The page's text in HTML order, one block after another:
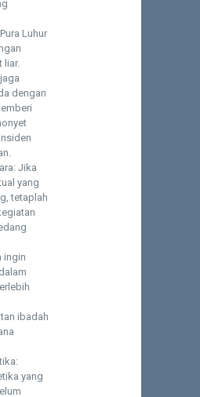
Luhur
liar.
dengan
Jika
yang
tetaplah
ingin
ibadah
yang